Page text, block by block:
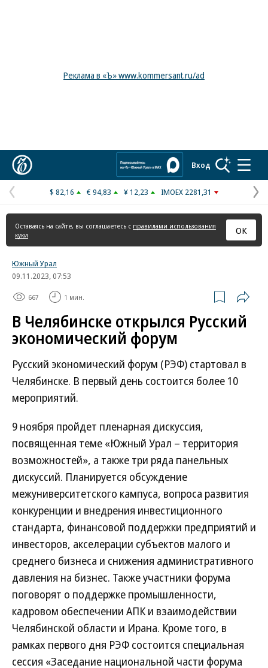
Реклама в «Ъ» www.kommersant.ru/ad
Вход
Предыдущая
страница
$ 82,16 € 94,83 ¥ 12,23 IMOEX 2281,31
Оставаясь на сайте, вы соглашаетесь с правилами использования
куки
ОК
Южный Урал
09.11.2023, 07:53
667 1 мин.
В Челябинске открылся Русский
экономический форум
Русский экономический форум (РЭФ) стартовал в
Челябинске. В первый день состоится более 10
мероприятий.
9 ноября пройдет пленарная дискуссия,
посвященная теме «Южный Урал – территория
возможностей», а также три ряда панельных
дискуссий. Планируется обсуждение
межуниверситетского кампуса, вопроса развития
конкуренции и внедрения инвестиционного
стандарта, финансовой поддержки предприятий и
инвесторов, акселерации субъектов малого и
среднего бизнеса и снижения административного
давления на бизнес. Также участники форума
поговорят о поддержке промышленности,
кадровом обеспечении АПК и взаимодействии
Челябинской области и Ирана. Кроме того, в
рамках первого дня РЭФ состоится специальная
сессия «Заседание национальной части форума